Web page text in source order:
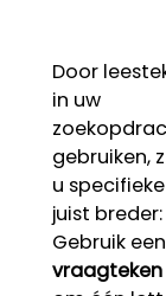
Door
in uw
gebruiken,
u
juist breder:
Gebruik een